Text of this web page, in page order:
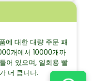
에 대한 대량 주문 패
개에서 10000개까
어 있으며, 일회용 빨
더 큽니다.